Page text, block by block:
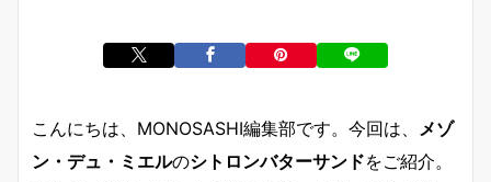
こんにちは、MONOSASHI編集部です。今回は、
メゾ
ン・デュ・ミエルのシトロンバターサンドをご紹介。